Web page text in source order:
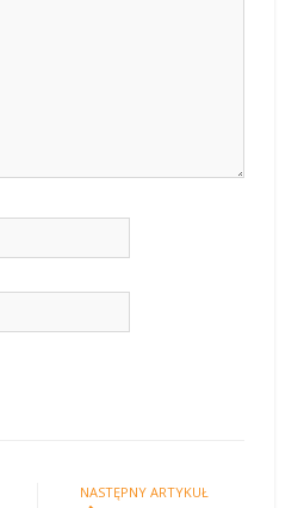
NASTĘPNY ARTYKUŁ